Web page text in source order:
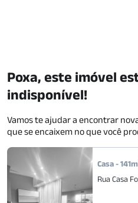
Casa-141m
Rua Casa
Poxa, este imóvel
indisponível!
Vamos te ajudar a encontrar
que se encaixem no que você